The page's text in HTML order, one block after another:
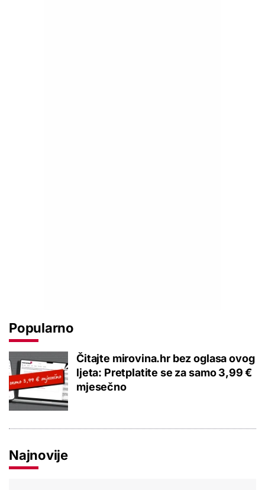
Popularno
Čitajte mirovina.hr bez oglasa ovog
ljeta: Pretplatite se za samo 3,99 €
mjesečno
Najnovije